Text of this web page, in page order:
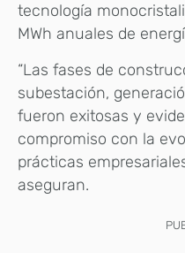
tecnología
MWh anuales de
“Las fases de
subestación,
fueron exitosas y
compromiso con la
prácticas
aseguran.